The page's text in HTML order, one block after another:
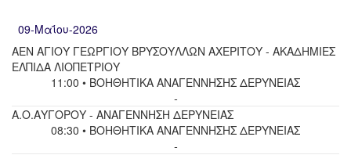
09-Μαΐου-2026
ΑΕΝ ΑΓΙΟΥ ΓΕΩΡΓΙΟΥ ΒΡΥΣΟΥΛΛΩΝ ΑΧΕΡΙΤΟΥ - ΑΚΑΔΗΜΙΕΣ
ΕΛΠΙΔΑ ΛΙΟΠΕΤΡΙΟΥ
11:00 • ΒΟΗΘΗΤΙΚΑ ΑΝΑΓΕΝΝΗΣΗΣ ΔΕΡΥΝΕΙΑΣ
-
Α.Ο.ΑΥΓΟΡΟΥ - ΑΝΑΓΕΝΝΗΣΗ ΔΕΡΥΝΕΙΑΣ
08:30 • ΒΟΗΘΗΤΙΚΑ ΑΝΑΓΕΝΝΗΣΗΣ ΔΕΡΥΝΕΙΑΣ
-